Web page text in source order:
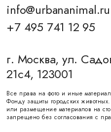
info@urbananimal.ru
+7 495 741 12 95
г. Москва, ул.
21с4, 123001
Все права на фото и иные
Фонду защиты городских
или размещение материалов на
запрещено без согласования с